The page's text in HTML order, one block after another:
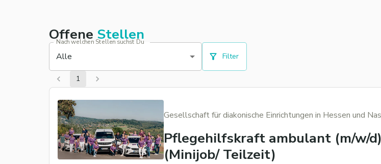
Offene Stellen
Nach welchen Stellen suchst Du
Alle Filter
1
Gesellschaft für diakonische Einrichtungen in Hessen und
Pflegehilfskraft ambulant (m/w/
(Minijob/ Teilzeit)